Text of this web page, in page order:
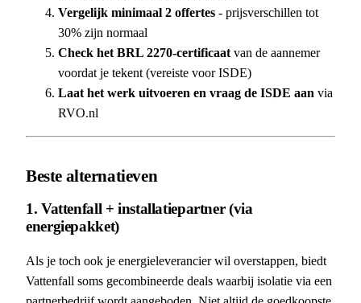
Vergelijk minimaal 2 offertes - prijsverschillen tot
30% zijn normaal
Check het BRL 2270-certificaat van de aannemer
voordat je tekent (vereiste voor ISDE)
Laat het werk uitvoeren en vraag de ISDE aan via
RVO.nl
Beste alternatieven
1. Vattenfall + installatiepartner (via
energiepakket)
Als je toch ook je energieleverancier wil overstappen, biedt
Vattenfall soms gecombineerde deals waarbij isolatie via een